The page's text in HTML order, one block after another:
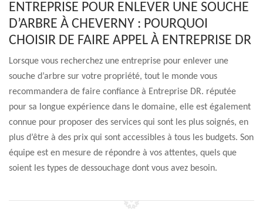
ENTREPRISE POUR ENLEVER UNE SOUCHE
D’ARBRE À CHEVERNY : POURQUOI
CHOISIR DE FAIRE APPEL À ENTREPRISE DR
Lorsque vous recherchez une entreprise pour enlever une
souche d’arbre sur votre propriété, tout le monde vous
recommandera de faire confiance à Entreprise DR. réputée
pour sa longue expérience dans le domaine, elle est également
connue pour proposer des services qui sont les plus soignés, en
plus d’être à des prix qui sont accessibles à tous les budgets. Son
équipe est en mesure de répondre à vos attentes, quels que
soient les types de dessouchage dont vous avez besoin.